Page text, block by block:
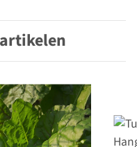
& hoge
- start zaai
set